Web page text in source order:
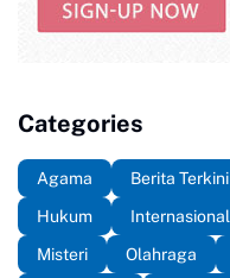
Categories
Agama Berita Terkini
Hukum
Internasional
Misteri
Olahraga